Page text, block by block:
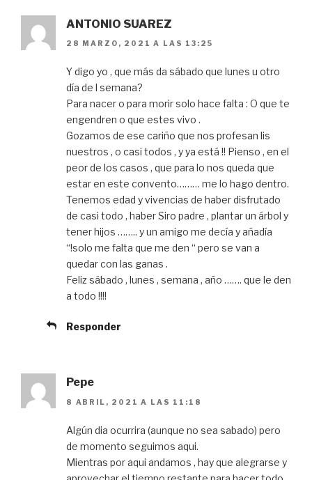
ANTONIO SUAREZ
28 MARZO, 2021 A LAS 13:25
Y digo yo , que más da sábado que lunes u otro
día de l semana?
Para nacer o para morir solo hace falta : O que te
engendren o que estes vivo .
Gozamos de ese cariño que nos profesan lis
nuestros , o casi todos , y ya está !! Pienso , en el
peor de los casos , que para lo nos queda que
estar en este convento……… me lo hago dentro.
Tenemos edad y vivencias de haber disfrutado
de casi todo , haber Siro padre , plantar un árbol y
tener hijos …….. y un amigo me decía y añadía
“!solo me falta que me den “ pero se van a
quedar con las ganas .
Feliz sábado , lunes , semana , año ……. que le den
a todo !!!!
Responder
Pepe
8 ABRIL, 2021 A LAS 11:18
Algún dia ocurrira (aunque no sea sabado) pero
de momento seguimos aqui.
Mientras por aqui andamos , hay que alegrarse y